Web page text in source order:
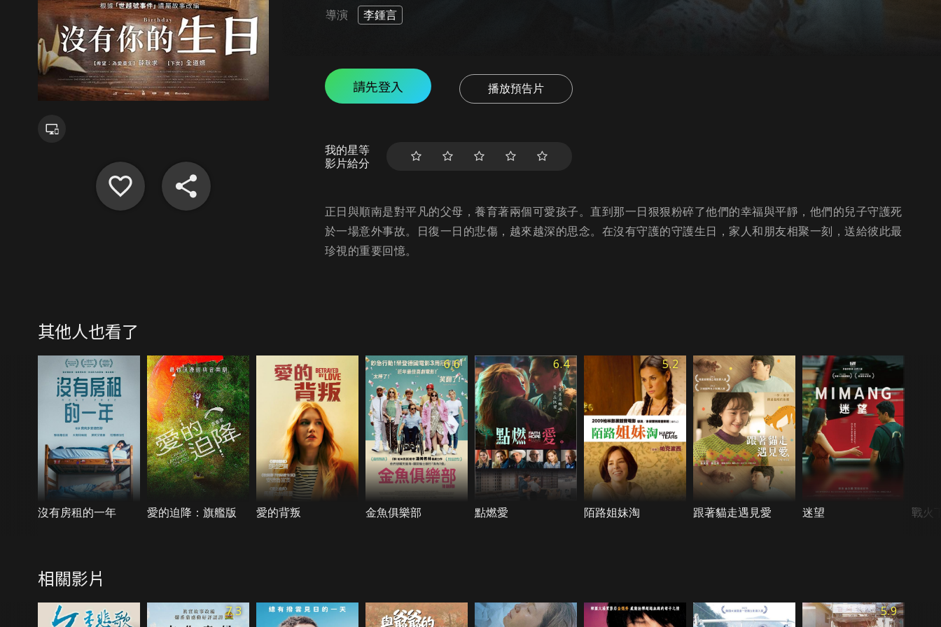
導演 李鍾言
請先登入 播放預告片
我的星等
影片給分
正日與順南是對平凡的父母，養育著兩個可愛孩子。直到那一日狠狠粉碎了他們的幸福與平靜，他們的兒子守護死
於一場意外事故。日復一日的悲傷，越來越深的思念。在沒有守護的守護生日，家人和朋友相聚一刻，送給彼此最
珍視的重要回憶。
其他人也看了
沒有房租的一年 愛的迫降：旗艦版 愛的背叛
6.6
金魚俱樂部
6.4
點燃愛
5.2
陌路姐妹淘 跟著貓走遇見愛 迷望 戰火
相關影片
7.3 5.9